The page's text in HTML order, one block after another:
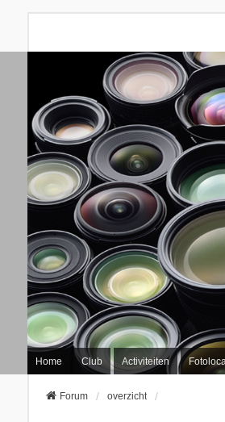
Home Club Activiteiten
Forum overzicht